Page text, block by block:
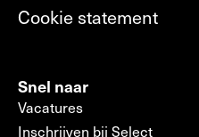
Cookie statement
Snel naar
Vacatures
Inschrijven bij Select